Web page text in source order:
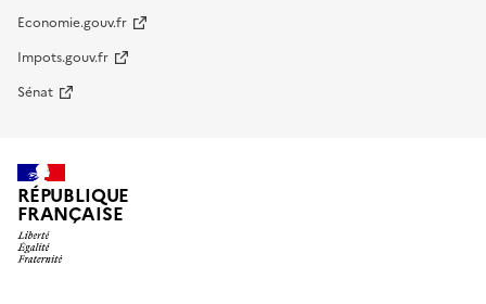
Economie.gouv.fr
Impots.gouv.fr
Sénat
RÉPUBLIQUE
FRANÇAISE